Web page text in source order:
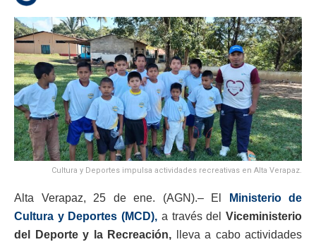
Cultura y Deportes impulsa actividades recreativas en Alta Verapaz.
Alta Verapaz, 25 de ene. (AGN).– El
Ministerio de
Cultura y Deportes (MCD), a través delViceministerio
del Deporte y la Recreación, lleva a cabo actividades